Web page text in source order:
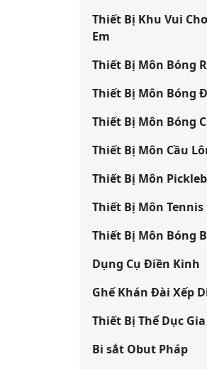
Thiết Bị Khu Vui
Em
Thiết Bị Môn Bóng
Thiết Bị Môn Bóng
Thiết Bị Môn Bóng
Thiết Bị Môn Cầu
Thiết Bị Môn
Thiết Bị Môn Tennis
Thiết Bị Môn Bóng
Dụng Cụ Điền Kinh
Ghế Khán Đài Xếp
Thiết Bị Thể Dục
Bi sắt Obut Pháp